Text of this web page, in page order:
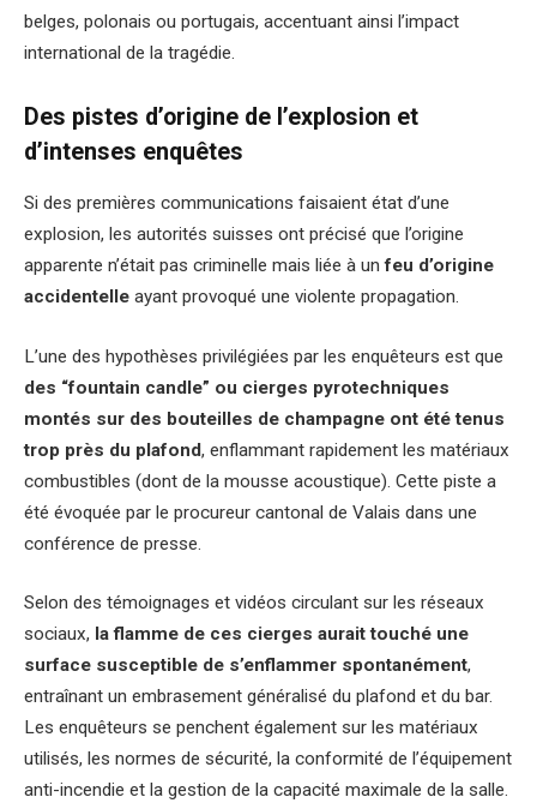
belges, polonais ou portugais, accentuant ainsi l’impact
international de la tragédie.
Des pistes d’origine de l’explosion et
d’intenses enquêtes
Si des premières communications faisaient état d’une
explosion, les autorités suisses ont précisé que l’origine
apparente n’était pas criminelle mais liée à unfeu d’origine
accidentelle ayant provoqué une violente propagation.
L’une des hypothèses privilégiées par les enquêteurs est que
des “fountain candle” ou cierges pyrotechniques
montés sur des bouteilles de champagne ont été tenus
trop près du plafond, enflammant rapidement les matériaux
combustibles (dont de la mousse acoustique). Cette piste a
été évoquée par le procureur cantonal de Valais dans une
conférence de presse.
Selon des témoignages et vidéos circulant sur les réseaux
sociaux, la flamme de ces cierges aurait touché une
surface susceptible de s’enflammer spontanément,
entraînant un embrasement généralisé du plafond et du bar.
Les enquêteurs se penchent également sur les matériaux
utilisés, les normes de sécurité, la conformité de l’équipement
anti-incendie et la gestion de la capacité maximale de la salle.